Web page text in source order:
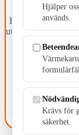
Fristående
ut tidningen
april 2026
E-
Hjälper
används.
Krävs för
säkerhet.